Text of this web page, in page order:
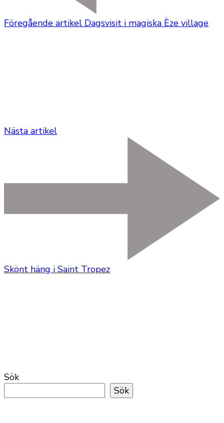
Föregående artikel Dagsvisit i magiska Èze village
Nästa artikel
Skönt häng i Saint Tropez
Sök
Sök